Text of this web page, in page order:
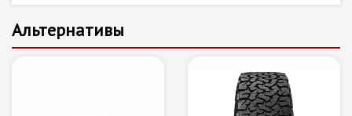
Альтернативы